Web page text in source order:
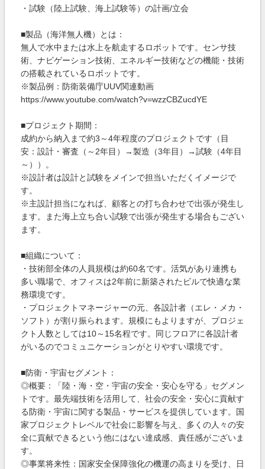
・試験（陸上試験、海上試験等）の計画/立会
■製品（海洋無人機）とは：
無人で水中または水上を航走するロボットです。センサ技
術、ナビゲーション技術、エネルギー技術などの機能・技術
の搭載されているロボットです。
※製品例：防衛装備庁UUV関連動画
https://www.youtube.com/watch?v=wzzCBZucdYE
■プロジェクト期間：
成約から納入まで約3～4年程度のプロジェクトです（目
安：設計・審査（～2年目）→製造（3年目）→試験（4年目
～））。
※設計者は設計と試験をメインで担当いただくイメージで
す。
※主設計担当になれば、顧客との打ち合わせで出張が発生し
ます。また海上立ち合い試験で出張が発生する場合もござい
ます。
■組織について：
・技術部全体の人員規模は約60名です。活気があり連携も
多い職場で、オフィスは2年前に新築されたビルで快適な業
務環境です。
・プロジェクトマネージャーの元、各設計者（エレ・メカ・
ソフト）が割り振られます。規模にもよりますが、プロジェ
クト人数としては10～15名程です。同じフロアに各設計者
がいるのでコミュニケーションがとりやすい環境です。
■防衛・宇宙セグメント：
◎概要：「陸・海・空・宇宙の安全・安心を守る」セグメン
トです。最先端技術を活用して、社会の安全・安心に貢献す
る防衛・宇宙に関する製品・サービスを提供しています。国
家プロジェクトレベルで社会に影響を与え、多くの人々の安
全に貢献できるという他にはない達成感、責任感がございま
す。
◎事業将来性：国家安全保障強化の機運の高まりを受け、日